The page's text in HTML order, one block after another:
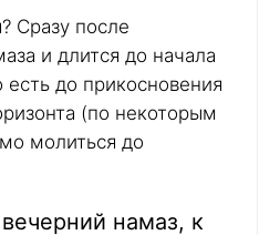
Сразу после
и длится до начала
есть до прикосновения
(по некоторым
молиться до
намаз, к